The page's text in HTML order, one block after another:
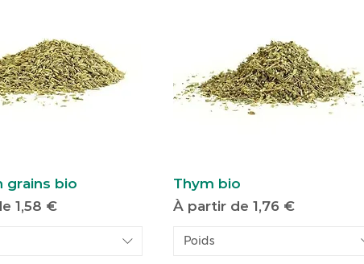
grains bio
1,58 €
Thym bio
À partir de1,76 €
Prix promotionnel
Poids